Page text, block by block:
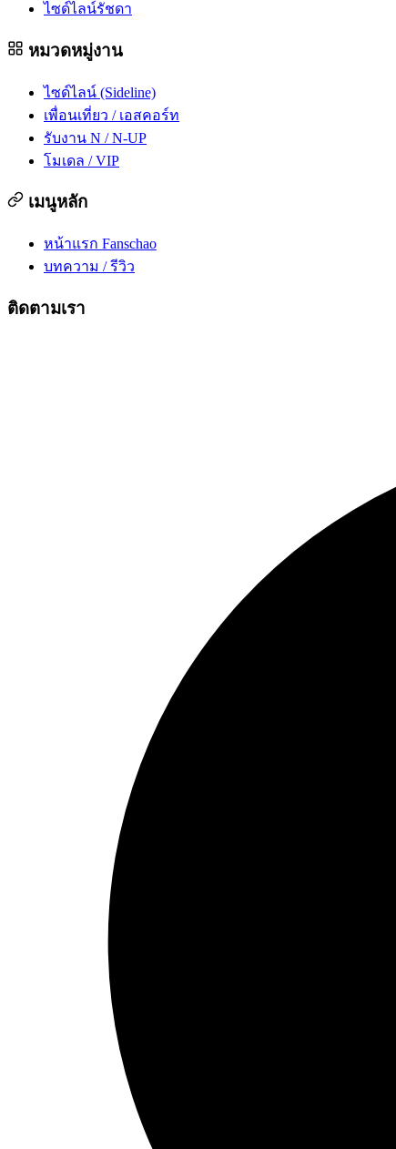
ไซด์ไลน์รัชดา
หมวดหมู่งาน
ไซด์ไลน์ (Sideline)
เพื่อนเที่ยว / เอสคอร์ท
รับงาน N / N-UP
โมเดล / VIP
เมนูหลัก
หน้าแรก Fanschao
บทความ / รีวิว
ติดตามเรา